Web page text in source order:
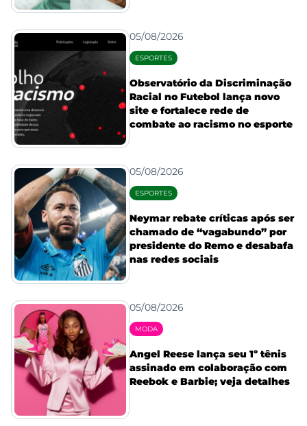
05/08/2026
ESPORTES
Observatório da Discriminação
Racial no Futebol lança novo
site e fortalece rede de
combate ao racismo no esporte
05/08/2026
ESPORTES
Neymar rebate críticas após ser
chamado de “vagabundo” por
presidente do Remo e desabafa
nas redes sociais
05/08/2026
MODA
Angel Reese lança seu 1º tênis
assinado em colaboração com
Reebok e Barbie; veja detalhes